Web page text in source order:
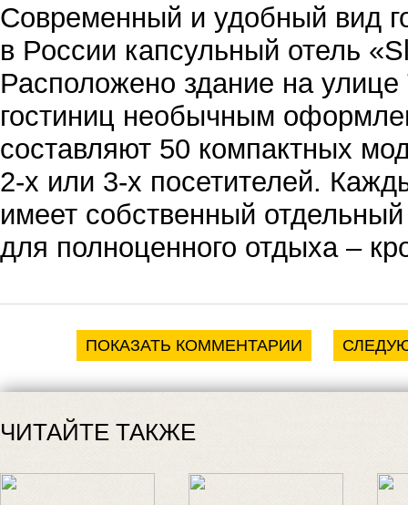
Современный и удобный вид
в России капсульный отель
Расположено здание на улице
гостиниц необычным
составляют 50 компактных
2-х или 3-х посетителей.
имеет собственный
для полноценного отдыха –
ПОКАЗАТЬ КОММЕНТАРИИ
ЧИТАЙТЕ ТАКЖЕ